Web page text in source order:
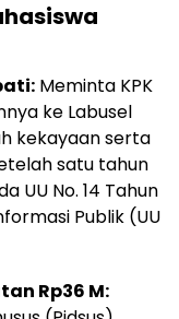
Meminta KPK
ke Labusel
kekayaan serta
satu tahun
UU No. 14 Tahun
Publik (UU
Rp36 M: